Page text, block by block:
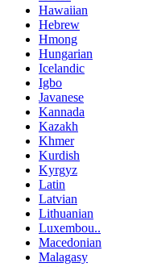
Hawaiian
Hebrew
Hmong
Hungarian
Icelandic
Igbo
Javanese
Kannada
Kazakh
Khmer
Kurdish
Kyrgyz
Latin
Latvian
Lithuanian
Luxembou..
Macedonian
Malagasy